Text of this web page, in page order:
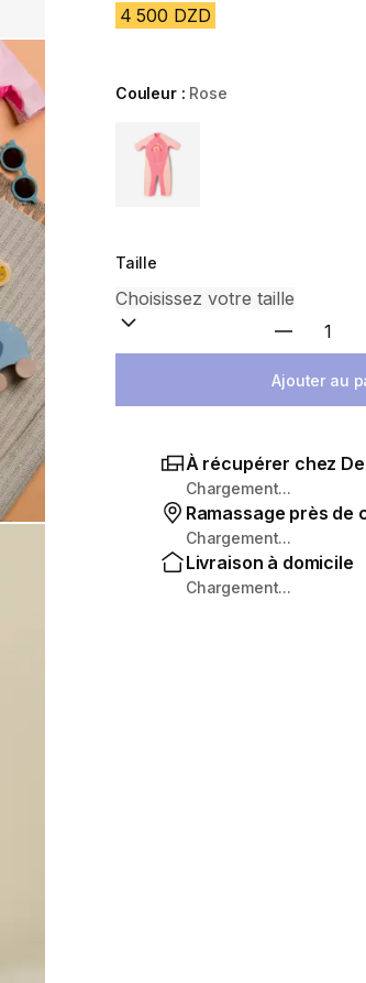
4 500 DZD
Couleur : Rose
Choose a variant
Taille
Ajouter au
À récupérer chez
Chargement...
Ramassage près de
Chargement...
Livraison à domicile
Chargement...